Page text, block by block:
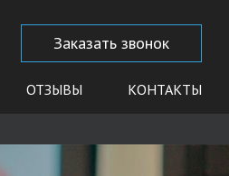
Заказать звонок
ОТЗЫВЫ КОНТАКТЫ